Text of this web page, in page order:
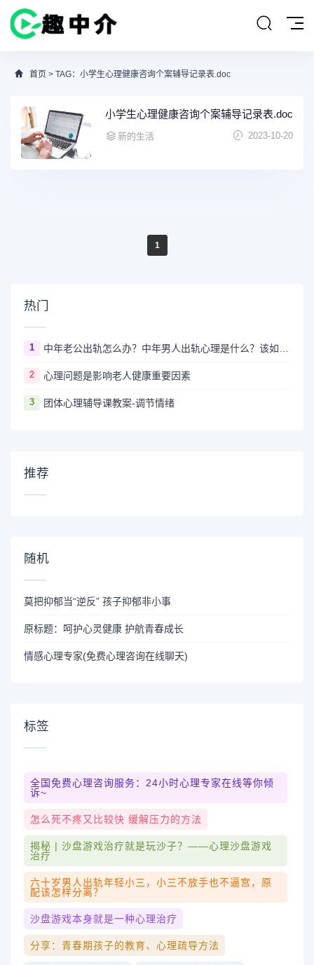
首页 > TAG：小学生心理健康咨询个案辅导记录表.doc
小学生心理健康咨询个案辅导记录表.doc
新的生活 2023-10-20
1
热门
1 中年老公出轨怎么办？中年男人出轨心理是什么？该如何让他回归？
2 心理问题是影响老人健康重要因素
3 团体心理辅导课教案-调节情绪
推荐
随机
莫把抑郁当“逆反” 孩子抑郁非小事
原标题：呵护心灵健康 护航青春成长
情感心理专家(免费心理咨询在线聊天)
标签
全国免费心理咨询服务：24小时心理专家在线等你倾
诉~
怎么死不疼又比较快 缓解压力的方法
揭秘 | 沙盘游戏治疗就是玩沙子？——心理沙盘游戏
治疗
六十岁男人出轨年轻小三，小三不放手也不逼宫，原
配该怎样分离？
沙盘游戏本身就是一种心理治疗
分享：青春期孩子的教育、心理疏导方法